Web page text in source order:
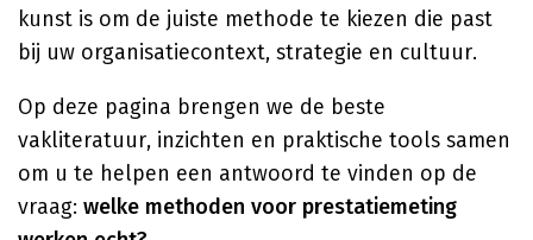
kunst is om de juiste methode te kiezen die past
bij uw organisatiecontext, strategie en cultuur.
Op deze pagina brengen we de beste
vakliteratuur, inzichten en praktische tools samen
om u te helpen een antwoord te vinden op de
vraag: welke methoden voor prestatiemeting